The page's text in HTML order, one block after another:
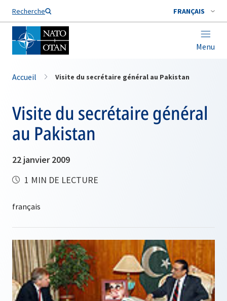
Recherche FRANÇAIS
Menu
Nom de famille*
Accueil Visite du secrétaire général au Pakistan
Visite du secrétaire général
au Pakistan
22 janvier 2009
1 MIN DE LECTURE